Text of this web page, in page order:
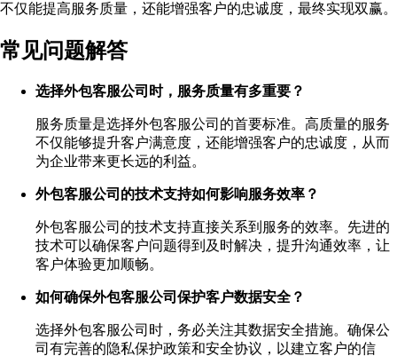
不仅能提高服务质量，还能增强客户的忠诚度，最终实现双赢。
常见问题解答
选择外包客服公司时，服务质量有多重要？
服务质量是选择外包客服公司的首要标准。高质量的服务
不仅能够提升客户满意度，还能增强客户的忠诚度，从而
为企业带来更长远的利益。
外包客服公司的技术支持如何影响服务效率？
外包客服公司的技术支持直接关系到服务的效率。先进的
技术可以确保客户问题得到及时解决，提升沟通效率，让
客户体验更加顺畅。
如何确保外包客服公司保护客户数据安全？
选择外包客服公司时，务必关注其数据安全措施。确保公
司有完善的隐私保护政策和安全协议，以建立客户的信